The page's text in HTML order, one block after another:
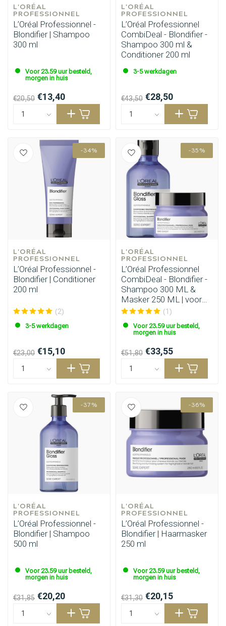
Haarkleuring
L'ORÉAL
PROFESSIONNEL
L’Oréal Professionnel -
Blondifier | Shampoo
300 ml
Voor 23.59 uur besteld,
morgen in huis
€20,50 €13,40
L'ORÉAL
PROFESSIONNEL
L’Oréal Professionnel
CombiDeal - Blondifier -
Shampoo 300 ml &
Conditioner 200 ml
3-5 werkdagen
€43,50 €28,50
-34%
L'ORÉAL
PROFESSIONNEL
L’Oréal Professionnel -
Blondifier | Conditioner
200 ml
(2)
3-5 werkdagen
€23,00 €15,10
-35%
L'ORÉAL
PROFESSIONNEL
L’Oréal Professionnel
CombiDeal - Blondifier -
Shampoo 300 ML &
Masker 250 ML | voor
blond haar (1)
Voor 23.59 uur besteld,
morgen in huis
€51,80 €33,55
-37%
L'ORÉAL
PROFESSIONNEL
L’Oréal Professionnel -
Blondifier | Shampoo
500 ml
Voor 23.59 uur besteld,
morgen in huis
€31,85 €20,20
-36%
L'ORÉAL
PROFESSIONNEL
L’Oréal Professionnel -
Blondifier | Haarmasker
250 ml
Voor 23.59 uur besteld,
morgen in huis
€31,30 €20,15